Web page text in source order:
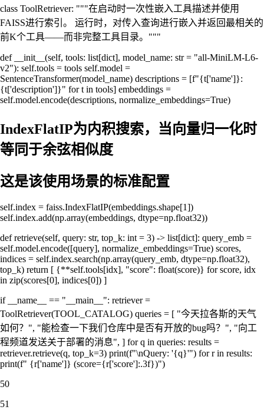
class ToolRetriever: """在启动时一次性嵌入工具描述并使用
FAISS进行索引。 运行时，对传入查询进行嵌入并返回最相关的
前K个工具——而非完整工具目录。"""
def __init__(self, tools: list[dict], model_name: str = "all-MiniLM-L6-
v2"): self.tools = tools self.model =
SentenceTransformer(model_name) descriptions = [f"{t['name']}:
{t['description']}" for t in tools] embeddings =
self.model.encode(descriptions, normalize_embeddings=True)
IndexFlatIP为内积搜索，当向量归一化时
等同于余弦相似度
这是该使用场景的标准配置
self.index = faiss.IndexFlatIP(embeddings.shape[1])
self.index.add(np.array(embeddings, dtype=np.float32))
def retrieve(self, query: str, top_k: int = 3) -> list[dict]: query_emb =
self.model.encode([query], normalize_embeddings=True) scores,
indices = self.index.search(np.array(query_emb, dtype=np.float32),
top_k) return [ {**self.tools[idx], "score": float(score)} for score, idx
in zip(scores[0], indices[0]) ]
if __name__ == "__main__": retriever =
ToolRetriever(TOOL_CATALOG) queries = [ "今天拉各斯的天气
如何？", "能检查一下我们仓库中是否有开放的bug吗？", "向工
程频道发送关于部署的消息", ] for q in queries: results =
retriever.retrieve(q, top_k=3) print(f"\nQuery: '{q}'") for r in results:
print(f" {r['name']} (score={r['score']:.3f})")
50
51